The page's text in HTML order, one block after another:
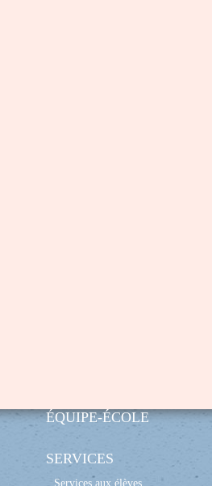
ÉQUIPE-ÉCOLE
SERVICES
Services aux élèves